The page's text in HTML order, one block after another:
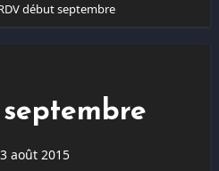
début septembre
3 août 2015